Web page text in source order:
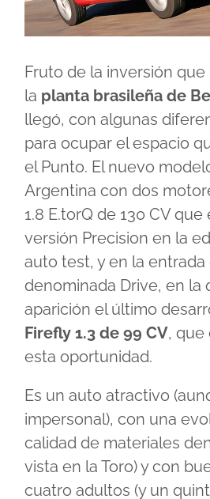
Fruto de la inversión que
la planta brasileña de
llegó, con algunas
para ocupar el espacio
el Punto. El nuevo
Argentina con dos
1.8 E.torQ de 130 CV
versión Precision en la
auto test, y en la entrada
denominada Drive, en la
aparición el último
Firefly 1.3 de 99 CV, que
esta oportunidad.
Es un auto atractivo
impersonal), con una
calidad de materiales
vista en la Toro) y con
cuatro adultos (y un